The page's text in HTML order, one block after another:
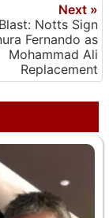
Next »
Notts Sign
Fernando as
Mohammad Ali
Replacement